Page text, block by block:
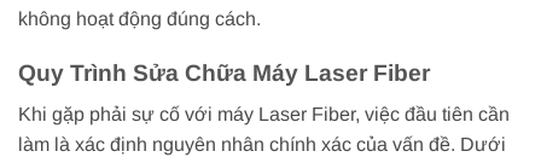
không hoạt động đúng cách.
Quy Trình Sửa Chữa Máy Laser Fiber
Khi gặp phải sự cố với máy Laser Fiber, việc đầu tiên cần
làm là xác định nguyên nhân chính xác của vấn đề. Dưới